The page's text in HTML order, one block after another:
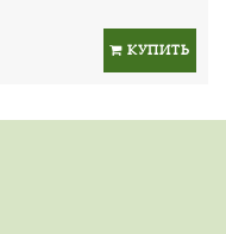
КУПИТЬ